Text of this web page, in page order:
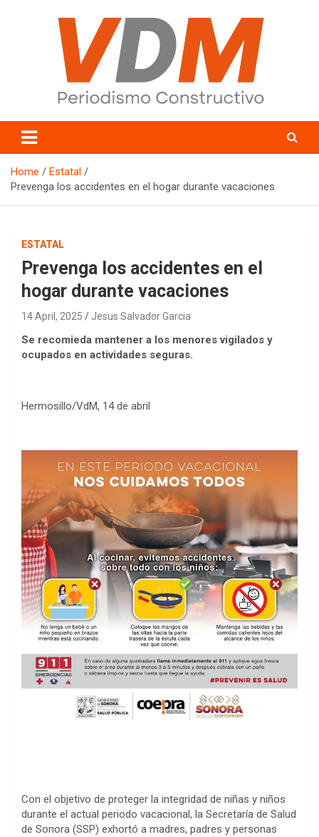
valledelmayo.com
Home
Estatal
Prevenga los accidentes en el hogar durante vacaciones
ESTATAL
Prevenga los accidentes en el
hogar durante vacaciones
14 April, 2025 Jesus Salvador Garcia
Se recomieda mantener a los menores vigilados y
ocupados en actividades seguras.
Hermosillo/VdM, 14 de abril
Con el objetivo de proteger la integridad de niñas y niños
durante el actual periodo vacacional, la Secretaría de Salud
de Sonora (SSP) exhortó a madres, padres y personas